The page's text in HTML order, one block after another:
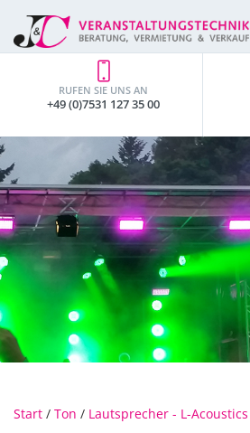
RUFEN SIE UNS AN
+49 (0)7531 127 35 00
Start / Ton / Lautsprecher - L-Acoustics